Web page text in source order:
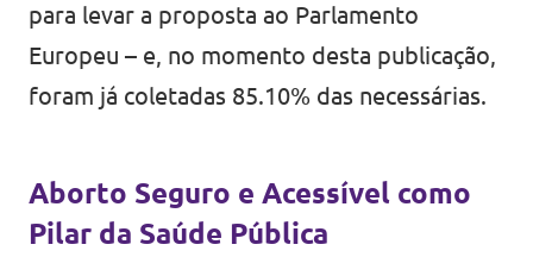
para levar a proposta ao Parlamento
Europeu – e, no momento desta publicação,
foram já coletadas 85.10% das necessárias.
Aborto Seguro e Acessível como
Pilar da Saúde Pública